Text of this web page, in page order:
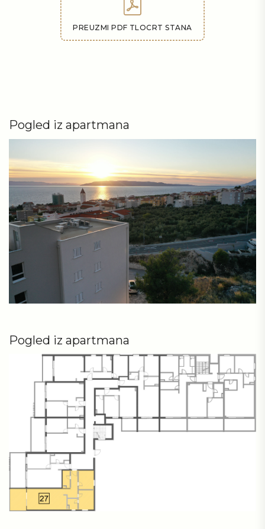
PREUZMI PDF TLOCRT STANA
Pogled iz apartmana
Pogled iz apartmana